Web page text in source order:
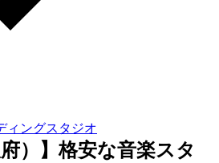
ィングスタジオ
府）】格安な音楽スタ